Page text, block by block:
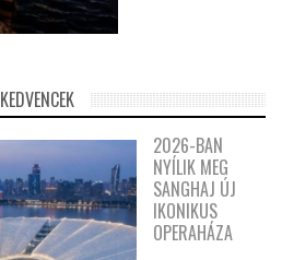
KEDVENCEK
2026-BAN
NYÍLIK MEG
SANGHAJ ÚJ
IKONIKUS
OPERAHÁZA